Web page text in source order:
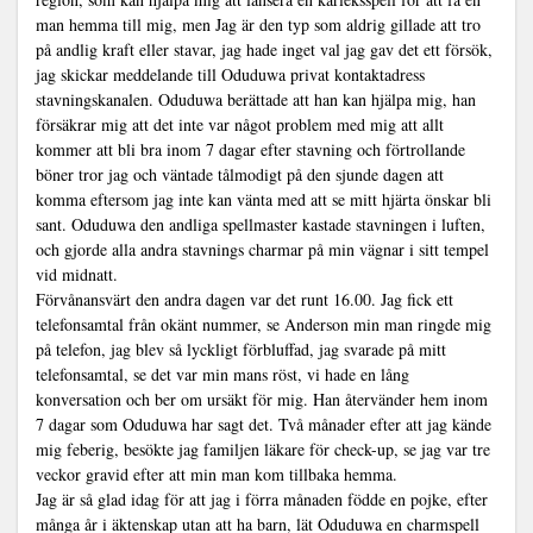
man hemma till mig, men Jag är den typ som aldrig gillade att tro
på andlig kraft eller stavar, jag hade inget val jag gav det ett försök,
jag skickar meddelande till Oduduwa privat kontaktadress
stavningskanalen. Oduduwa berättade att han kan hjälpa mig, han
försäkrar mig att det inte var något problem med mig att allt
kommer att bli bra inom 7 dagar efter stavning och förtrollande
böner tror jag och väntade tålmodigt på den sjunde dagen att
komma eftersom jag inte kan vänta med att se mitt hjärta önskar bli
sant. Oduduwa den andliga spellmaster kastade stavningen i luften,
och gjorde alla andra stavnings charmar på min vägnar i sitt tempel
vid midnatt.
Förvånansvärt den andra dagen var det runt 16.00. Jag fick ett
telefonsamtal från okänt nummer, se Anderson min man ringde mig
på telefon, jag blev så lyckligt förbluffad, jag svarade på mitt
telefonsamtal, se det var min mans röst, vi hade en lång
konversation och ber om ursäkt för mig. Han återvänder hem inom
7 dagar som Oduduwa har sagt det. Två månader efter att jag kände
mig feberig, besökte jag familjen läkare för check-up, se jag var tre
veckor gravid efter att min man kom tillbaka hemma.
Jag är så glad idag för att jag i förra månaden födde en pojke, efter
många år i äktenskap utan att ha barn, lät Oduduwa en charmspell